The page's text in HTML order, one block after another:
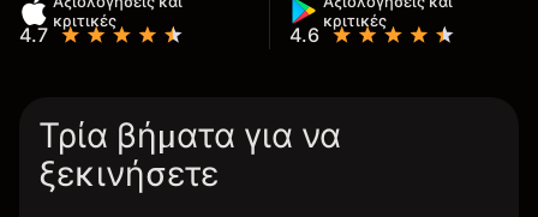
κριτικές
4.7
κριτικές
4.6
Τρία βήματα για να
ξεκινήσετε